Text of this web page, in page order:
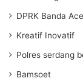
DPRK Banda
Kreatif Inovatif
Polres serdang
Bamsoet